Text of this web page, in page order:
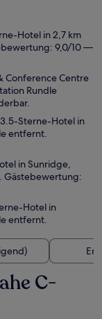
Hotel in 2,7 km
9,0/10 —
Conference Centre
Rundle
Sterne-Hotel in
entfernt.
in Sunridge,
Gästebewertung:
Hotel in
entfernt.
C-